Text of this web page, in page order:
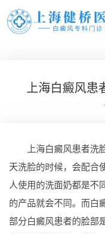
上海白癜风患
上海白癜风患者洗脸
天洗脸的时候，会配合
人使用的洗面奶都是不
的产品就会不同。而白
部分白癜风患者的脸部